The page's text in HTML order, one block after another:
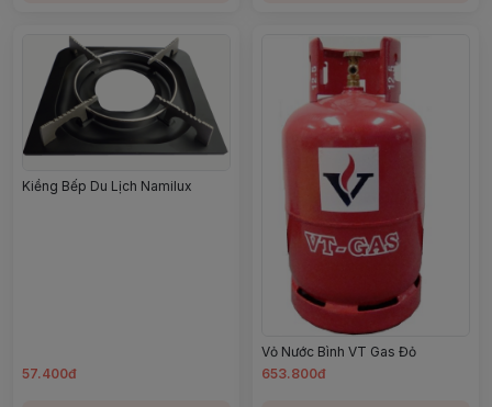
Kiềng Bếp Du Lịch Namilux
57.400đ
Vỏ Nước Bình VT Gas Đỏ
653.800đ